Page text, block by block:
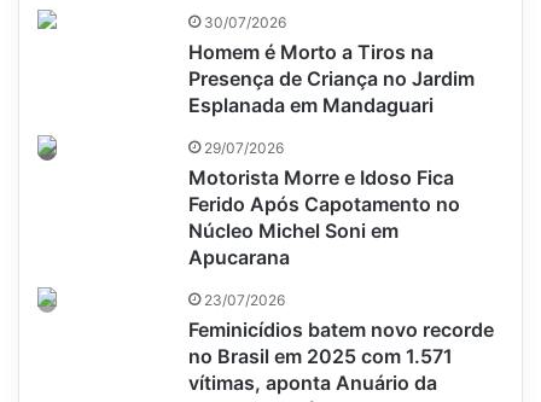
30/07/2026
Homem é Morto a Tiros na
Presença de Criança no Jardim
Esplanada em Mandaguari
29/07/2026
Motorista Morre e Idoso Fica
Ferido Após Capotamento no
Núcleo Michel Soni em
Apucarana
23/07/2026
Feminicídios batem novo recorde
no Brasil em 2025 com 1.571
vítimas, aponta Anuário da